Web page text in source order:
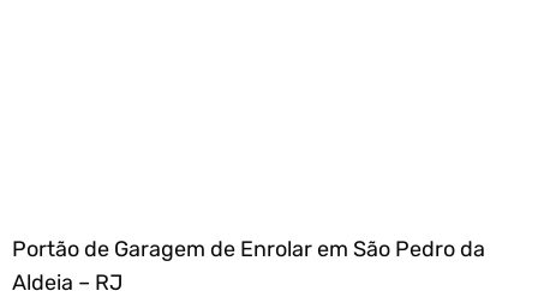
Portão de Garagem de Enrolar em São Pedro da
Aldeia – RJ